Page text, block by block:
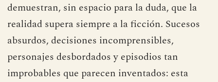
demuestran, sin espacio para la duda, que la
realidad supera siempre a la ficción. Sucesos
absurdos, decisiones incomprensibles,
personajes desbordados y episodios tan
improbables que parecen inventados: esta